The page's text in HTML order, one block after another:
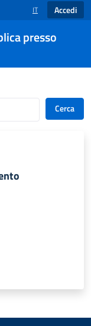
SELEZIONE
IT Accedi
presso
Repubblica
Cerca